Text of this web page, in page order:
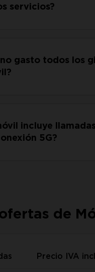
servicios?
no gasto todos los
incluye llamadas
5G?
de
Precio IVA